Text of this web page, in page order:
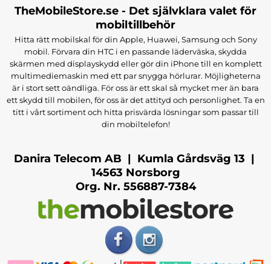
TheMobileStore.se - Det självklara valet för
mobiltillbehör
Hitta rätt mobilskal för din Apple, Huawei, Samsung och Sony
mobil. Förvara din HTC i en passande läderväska, skydda
skärmen med displayskydd eller gör din iPhone till en komplett
multimediemaskin med ett par snygga hörlurar. Möjligheterna
är i stort sett oändliga. För oss är ett skal så mycket mer än bara
ett skydd till mobilen, för oss är det attityd och personlighet. Ta en
titt i vårt sortiment och hitta prisvärda lösningar som passar till
din mobiltelefon!
Danira Telecom AB | Kumla Gårdsväg 13 |
14563 Norsborg
Org. Nr. 556887-7384